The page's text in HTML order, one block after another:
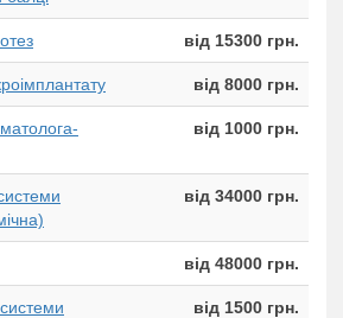
від 15300 грн.
від 8000 грн.
від 1000 грн.
від 34000 грн.
від 48000 грн.
від 1500 грн.